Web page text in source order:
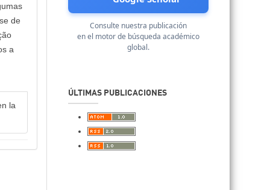
de
a
la
Consulte nuestra publicación
en el motor de búsqueda académico
global.
ÚLTIMAS PUBLICACIONES